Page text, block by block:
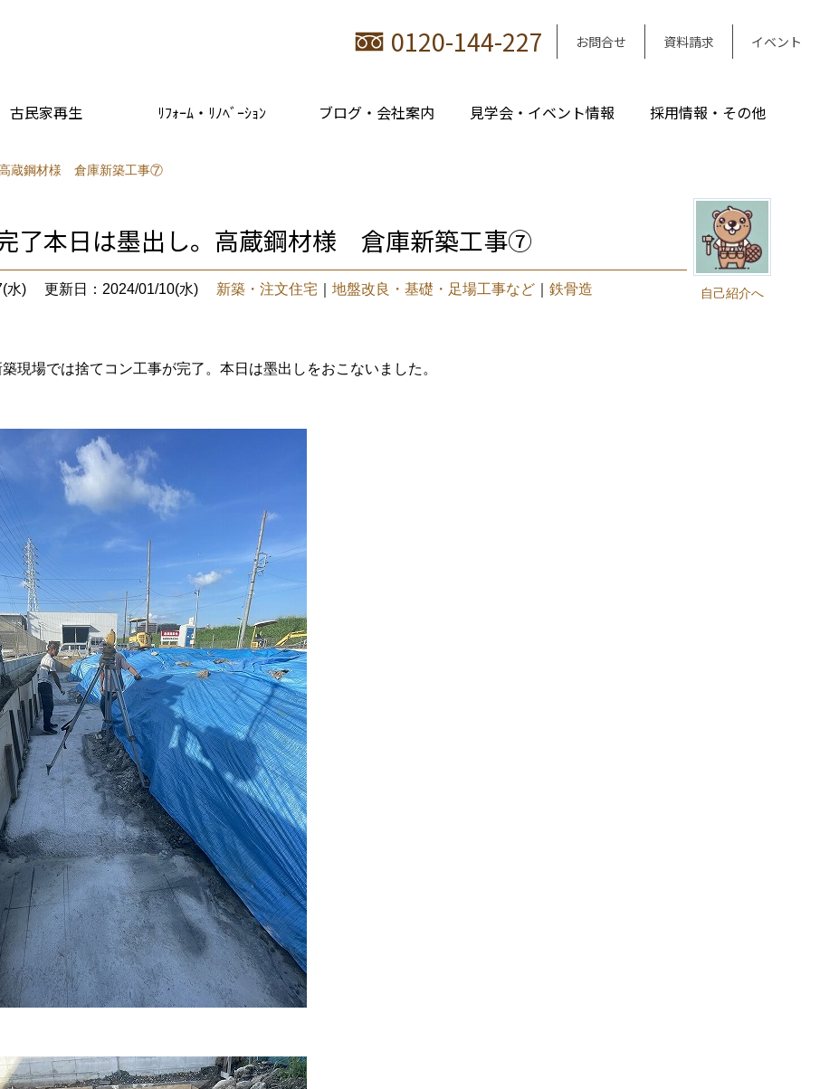
0120-144-227 お問合せ 資料請求 イベント
古民家再生 ﾘﾌｫｰﾑ・ﾘﾉﾍﾞｰｼｮﾝ ブログ・会社案内 見学会・イベント情報 採用情報・その他
蔵鋼材様 倉庫新築工事⑦
自己紹介へ
了本日は墨出し。高蔵鋼材様 倉庫新築工事⑦
水) 更新日：2024/01/10(水) 新築・注文住宅 地盤改良・基礎・足場工事など 鉄骨造
現場では捨てコン工事が完了。本日は墨出しをおこないました。